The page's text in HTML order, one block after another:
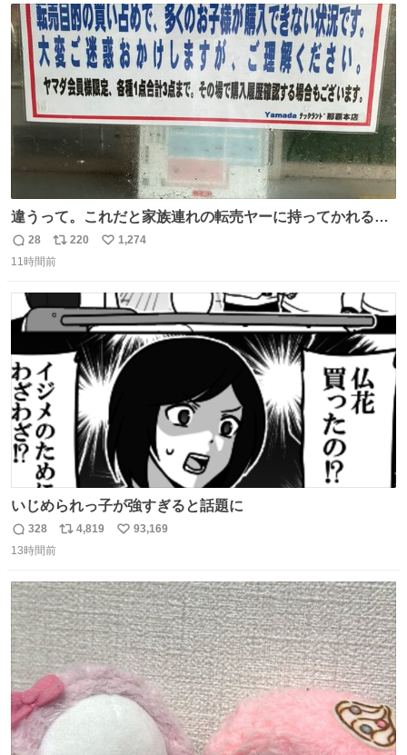
ト
数
数
違うって。これだと家族連れの転売ヤーに持ってかれるだ
け。 ポケカと同じで浅はかすぎる💦
返
信
28
リ
ポ
ト
数
220
い
数
1,274
11時間前
いじめられっ子が強すぎると話題に
返
信
328
リ
ト
数
4,819
い
数
93,169
13時間前